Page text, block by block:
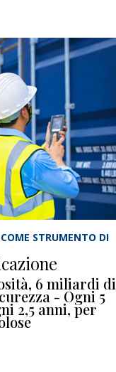
STRUMENTO DI
6 miliardi di
- Ogni 5
2,5 anni, per